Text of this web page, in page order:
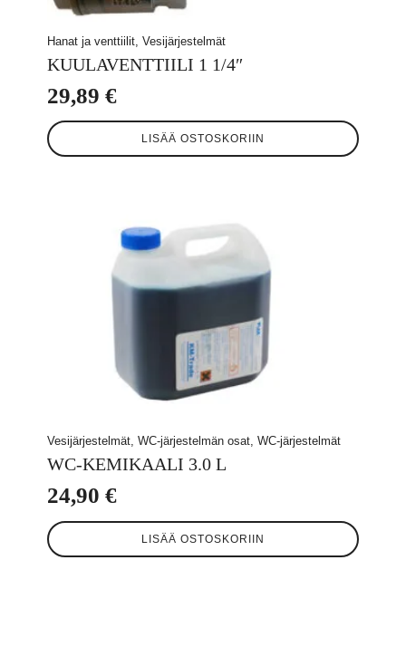
Hanat ja venttiilit, Vesijärjestelmät
KUULAVENTTIILI 1 1/4″
29,89 €
LISÄÄ OSTOSKORIIN
Vesijärjestelmät, WC-järjestelmän osat, WC-järjestelmät
WC-KEMIKAALI 3.0 L
24,90 €
LISÄÄ OSTOSKORIIN